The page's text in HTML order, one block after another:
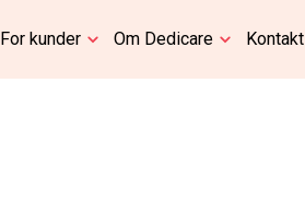
For kunder Om Dedicare Kontakt